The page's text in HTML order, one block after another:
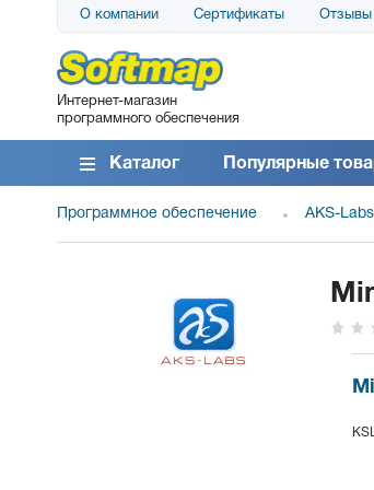
О компании Сертификаты Отзывы
Интернет-магазин
программного обеспечения
АО «АТС» благодарит компанию SoftMap за
поставку программного обеспечения SolarWinds
DameWare...
Читать все отзывы
Каталог Популярные
Программное обеспечение AKS-Labs